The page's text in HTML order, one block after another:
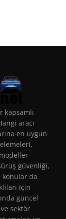
kapsamlı
aracı
en uygun
güvenliği,
konular da
için
güncel
sektör